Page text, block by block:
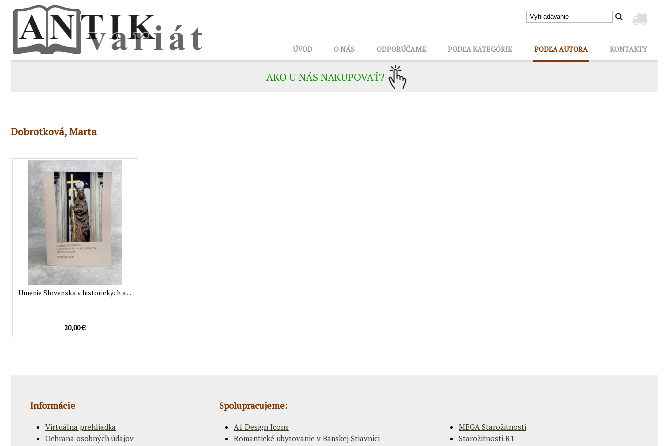
ÚVOD O NÁS ODPORÚČAME PODĽA KATEGÓRIE PODĽA AUTORA KONTAKTY
AKO U NÁS NAKUPOVAŤ?
Dobrotková, Marta
Umenie Slovenska v historických a ...
20,00 €
Informácie
Virtuálna prehliadka
Ochrana osobných údajov
Spolupracujeme:
A1 Design Icons
Romantické ubytovanie v Banskej Štiavnici -
MEGA Starožitnosti
Starožitnosti R1